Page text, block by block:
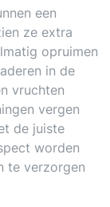
een
ze extra
opruimen
in de
vruchten
vergen
de juiste
worden
te verzorgen